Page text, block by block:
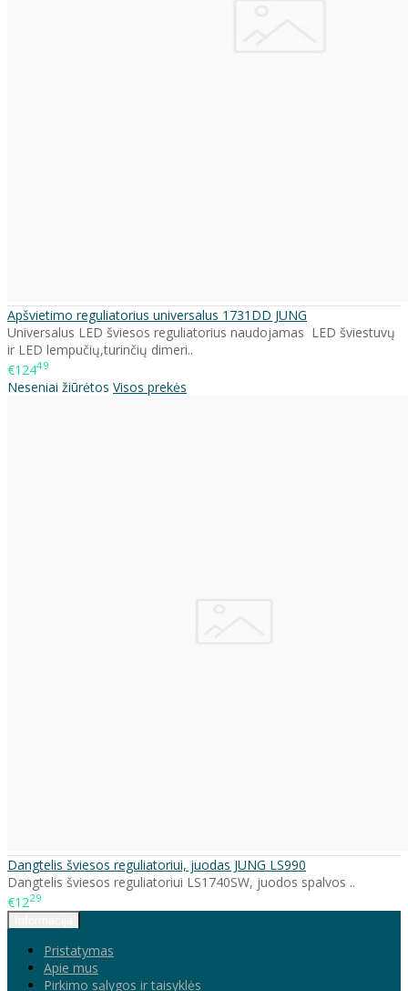
Apšvietimo reguliatorius universalus 1731DD JUNG
Universalus LED šviesos reguliatorius naudojamas LED šviestuvų
ir LED lempučių,turinčių dimeri..
€12449
Neseniai žiūrėtos Visos prekės
Dangtelis šviesos reguliatoriui, juodas JUNG LS990
Dangtelis šviesos reguliatoriui LS1740SW, juodos spalvos ..
€1229
Pristatymas
Apie mus
Pirkimo sąlygos ir taisyklės